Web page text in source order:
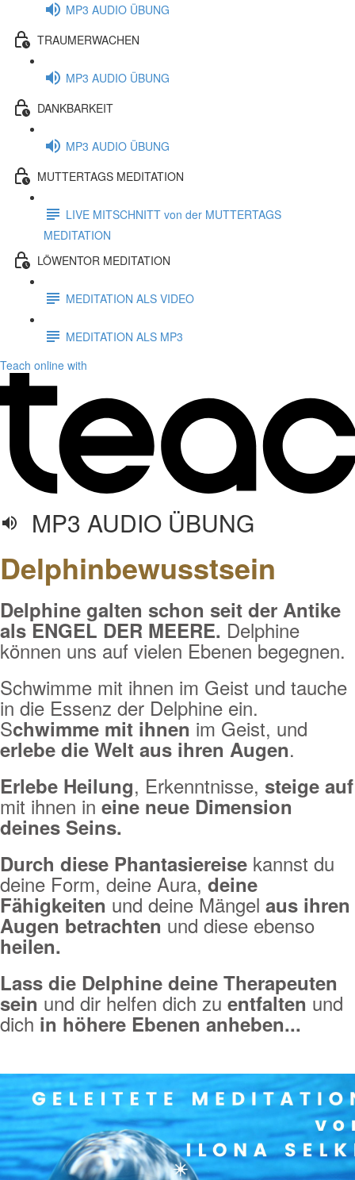
MP3 AUDIO ÜBUNG
TRAUMERWACHEN
MP3 AUDIO ÜBUNG
DANKBARKEIT
MP3 AUDIO ÜBUNG
MUTTERTAGS MEDITATION
LIVE MITSCHNITT von der MUTTERTAGS
MEDITATION
LÖWENTOR MEDITATION
MEDITATION ALS VIDEO
MEDITATION ALS MP3
Teach online with
MP3 AUDIO ÜBUNG
Delphinbewusstsein
Delphine galten schon seit der Antike
als ENGEL DER MEERE. Delphine
können uns auf vielen Ebenen begegnen.
Schwimme mit ihnen im Geist und tauche
in die Essenz der Delphine ein.
Schwimme mit ihnen im Geist, und
erlebe die Welt aus ihren Augen.
Erlebe Heilung, Erkenntnisse, steige auf
mit ihnen in eine neue Dimension
deines Seins.
Durch diese Phantasiereise kannst du
deine Form, deine Aura, deine
Fähigkeiten und deine Mängel aus ihren
Augen betrachten und diese ebenso
heilen.
Lass die Delphine deine Therapeuten
sein und dir helfen dich zu entfalten und
dich in höhere Ebenen anheben...